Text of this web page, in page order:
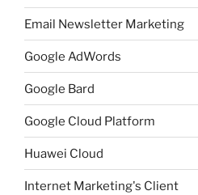
Email Newsletter Marketing
Google AdWords
Google Bard
Google Cloud Platform
Huawei Cloud
Internet Marketing's Client